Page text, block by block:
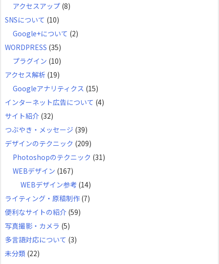
アクセスアップ (8)
SNSについて (10)
Google+について (2)
WORDPRESS (35)
プラグイン (10)
アクセス解析 (19)
Googleアナリティクス (15)
インターネット広告について (4)
サイト紹介 (32)
つぶやき・メッセージ (39)
デザインのテクニック (209)
Photoshopのテクニック (31)
WEBデザイン (167)
WEBデザイン参考 (14)
ライティング・原稿制作 (7)
便利なサイトの紹介 (59)
写真撮影・カメラ (5)
多言語対応について (3)
未分類 (22)